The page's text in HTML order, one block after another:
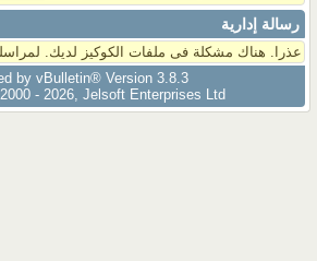
رسالة إدارية
عذرا. هناك مشكلة فى ملفات الكوكيز لديك.
by vBulletin® Version 3.8.3
- 2026, Jelsoft Enterprises Ltd.